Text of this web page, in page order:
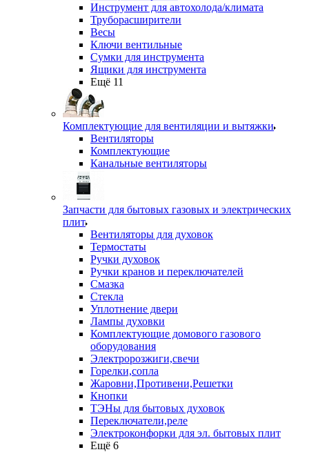
Инструмент для автохолода/климата
Труборасширители
Весы
Ключи вентильные
Сумки для инструмента
Ящики для инструмента
Ещё 11
Комплектующие для вентиляции и вытяжки
Вентиляторы
Комплектующие
Канальные вентиляторы
Запчасти для бытовых газовых и электрических
плит
Вентиляторы для духовок
Термостаты
Ручки духовок
Ручки кранов и переключателей
Смазка
Стекла
Уплотнение двери
Лампы духовки
Комплектующие домового газового
оборудования
Электророзжиги,свечи
Горелки,сопла
Жаровни,Противени,Решетки
Кнопки
ТЭНы для бытовых духовок
Переключатели,реле
Электроконфорки для эл. бытовых плит
Ещё 6